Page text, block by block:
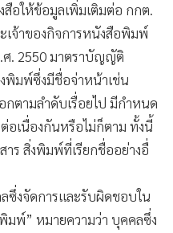
อให้ข้อมูลเพิ่มเติมต่อ กกต.
จ้าของกิจการหนังสือพิมพ์
. 2550 มาตราบัญญัติ
พิมพ์ซึ่งมีชื่อจ่าหน้าเช่น
กตามลำดับเรื่อยไป มีกำหนด
อเนื่องกันหรือไม่ก็ตาม ทั้งนี้
าร สิ่งพิมพ์ที่เรียกชื่ออย่างอื่
ซึ่งจัดการและรับผิดชอบใน
มพ์” หมายความว่า บุคคลซึ่ง